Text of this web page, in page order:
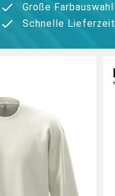
Große Farbauswahl
Schnelle Lieferzeit